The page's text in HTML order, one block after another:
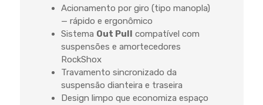
Acionamento por giro (tipo manopla)
— rápido e ergonômico
Sistema Out Pull compatível com
suspensões e amortecedores
RockShox
Travamento sincronizado da
suspensão dianteira e traseira
Design limpo que economiza espaço